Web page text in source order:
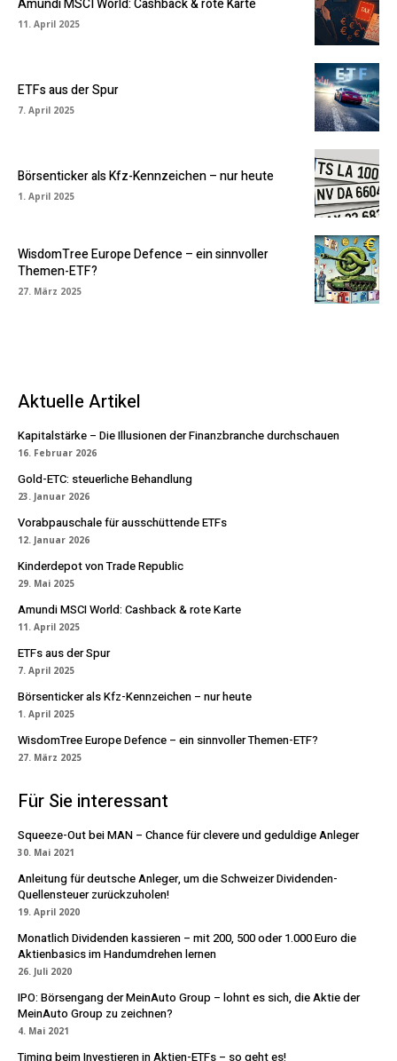
Amundi MSCI World: Cashback & rote Karte
11. April 2025
ETFs aus der Spur
7. April 2025
Börsenticker als Kfz-Kennzeichen – nur heute
1. April 2025
WisdomTree Europe Defence – ein sinnvoller
Themen-ETF?
27. März 2025
Aktuelle Artikel
Kapitalstärke – Die Illusionen der Finanzbranche durchschauen
16. Februar 2026
Gold-ETC: steuerliche Behandlung
23. Januar 2026
Vorabpauschale für ausschüttende ETFs
12. Januar 2026
Kinderdepot von Trade Republic
29. Mai 2025
Amundi MSCI World: Cashback & rote Karte
11. April 2025
ETFs aus der Spur
7. April 2025
Börsenticker als Kfz-Kennzeichen – nur heute
1. April 2025
WisdomTree Europe Defence – ein sinnvoller Themen-ETF?
27. März 2025
Für Sie interessant
Squeeze-Out bei MAN – Chance für clevere und geduldige Anleger
30. Mai 2021
Anleitung für deutsche Anleger, um die Schweizer Dividenden-
Quellensteuer zurückzuholen!
19. April 2020
Monatlich Dividenden kassieren – mit 200, 500 oder 1.000 Euro die
Aktienbasics im Handumdrehen lernen
26. Juli 2020
IPO: Börsengang der MeinAuto Group – lohnt es sich, die Aktie der
MeinAuto Group zu zeichnen?
4. Mai 2021
Timing beim Investieren in Aktien-ETFs – so geht es!